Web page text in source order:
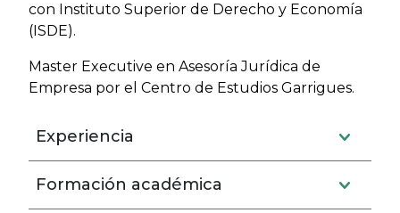
con Instituto Superior de Derecho y Economía
(ISDE).
Master Executive en Asesoría Jurídica de
Empresa por el Centro de Estudios Garrigues.
Experiencia
Formación académica